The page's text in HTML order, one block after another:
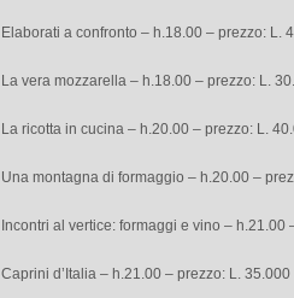
Elaborati a confronto – h.18.00 – prezzo: L.
La vera mozzarella – h.18.00 – prezzo: L.
La ricotta in cucina – h.20.00 – prezzo: L.
Una montagna di formaggio – h.20.00 –
Incontri al vertice: formaggi e vino – h.21.00
Caprini d’Italia – h.21.00 – prezzo: L.